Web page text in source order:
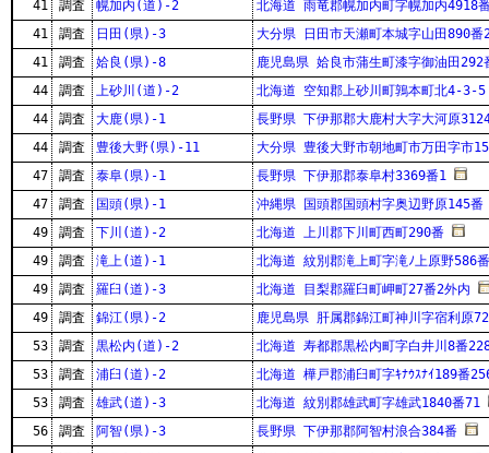
41
調査 幌加内(道)-2
北海道 雨竜郡幌加内町字幌加内4918
41
調査 日田(県)-3
大分県 日田市天瀬町本城字山田890番
41
調査 姶良(県)-8
鹿児島県 姶良市蒲生町漆字御油田292
44
調査 上砂川(道)-2
北海道 空知郡上砂川町鶉本町北4-3-5
44
調査 大鹿(県)-1
長野県 下伊那郡大鹿村大字大河原
44
調査 豊後大野(県)-11
大分県 豊後大野市朝地町市万田字市
47
調査 泰阜(県)-1
長野県 下伊那郡泰阜村3369番1
47
調査 国頭(県)-1
沖縄県 国頭郡国頭村字奥辺野原145番
49
調査 下川(道)-2
北海道 上川郡下川町西町290番
49
調査 滝上(道)-1
北海道 紋別郡滝上町字滝ﾉ上原野586
49
調査 羅臼(道)-3
北海道 目梨郡羅臼町岬町27番2外内
49
調査 錦江(県)-2
鹿児島県 肝属郡錦江町神川字宿利原
53
調査 黒松内(道)-2
北海道 寿都郡黒松内町字白井川8番
53
調査 浦臼(道)-2
北海道 樺戸郡浦臼町字ｷﾅｳｽﾅｲ189番
53
調査 雄武(道)-3
北海道 紋別郡雄武町字雄武1840番71
56
調査 阿智(県)-3
長野県 下伊那郡阿智村浪合384番